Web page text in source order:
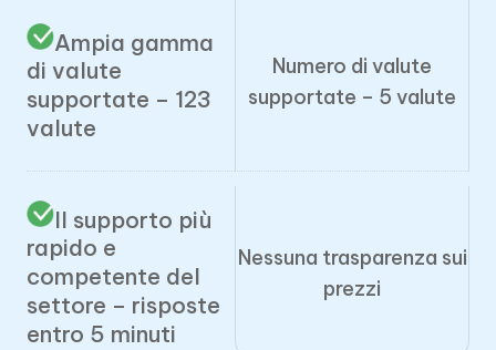
Ampia gamma
di valute
supportate – 123
valute
Numero di valute
supportate – 5 valute
Il supporto più
rapido e
competente del
settore – risposte
entro 5 minuti
Nessuna trasparenza sui
prezzi